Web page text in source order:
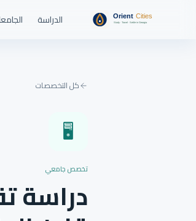
الدراسة
كل التخصصات
🖥️
تخصص جامعي
دراسة